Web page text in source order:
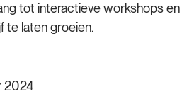
tot interactieve workshops
te laten groeien.
2024